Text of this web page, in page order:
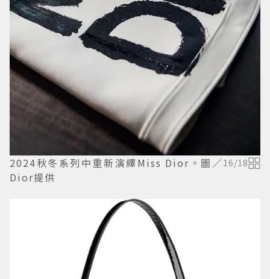
2024秋冬系列中重新演繹Miss Dior。圖／
Dior提供
16/18